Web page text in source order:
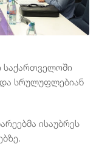
საქართველოში
და სრულუფლებიან
ისაუბრეს